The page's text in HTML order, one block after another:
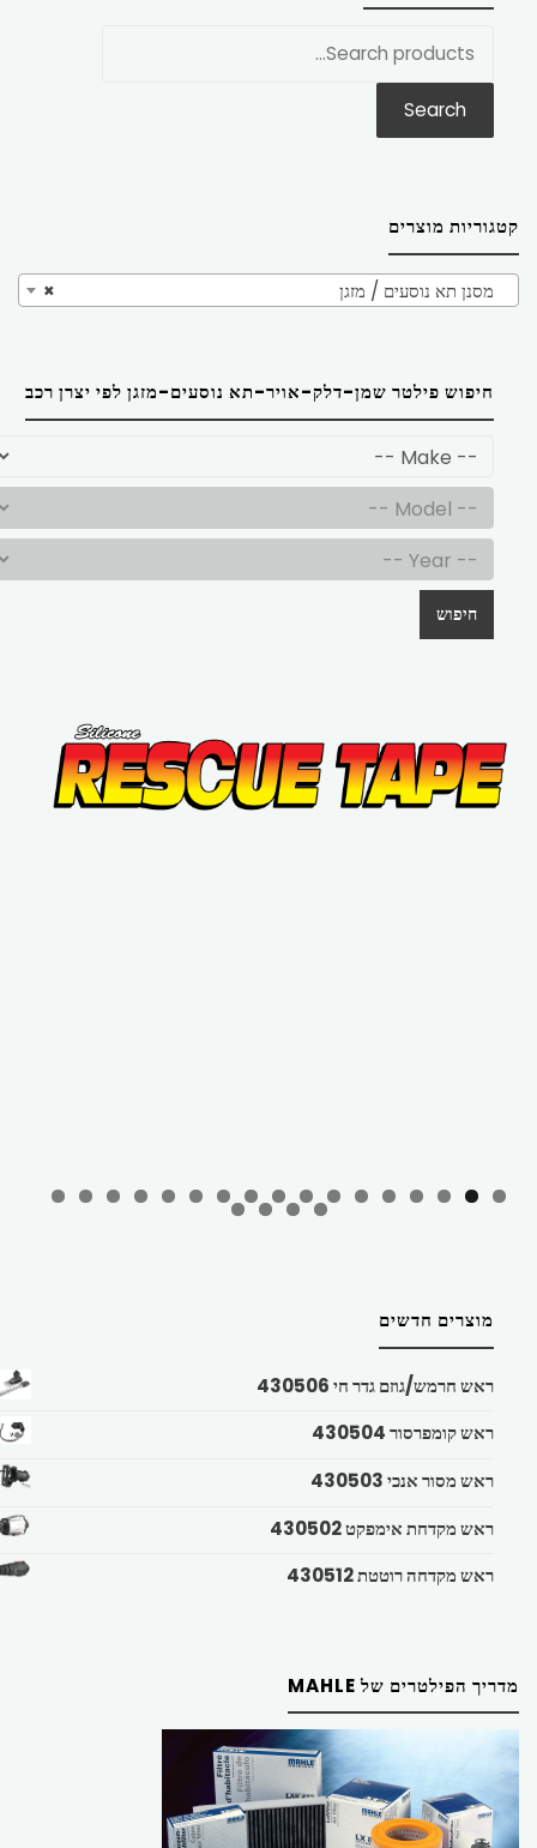
Search
קטגוריות מוצרים
× מסנן תא נוסעים / מזגן
חיפוש פילטר שמן-דלק-אויר-תא נוסעים-מזגן לפי יצרן רכב
חיפוש
מוצרים חדשים
ראש חרמש/גוזם גדר חי 430506
ראש קומפרסור 430504
ראש מסור אנכי 430503
ראש מקדחת אימפקט 430502
ראש מקדחה רוטטת 430512
מדריך הפילטרים של MAHLE